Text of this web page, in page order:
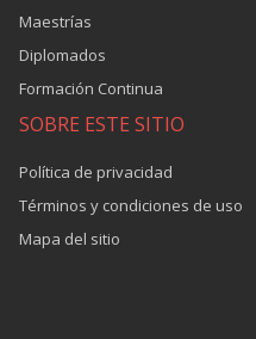
Maestrías
Diplomados
Formación Continua
SOBRE ESTE SITIO
Política de privacidad
Términos y condiciones de uso
Mapa del sitio